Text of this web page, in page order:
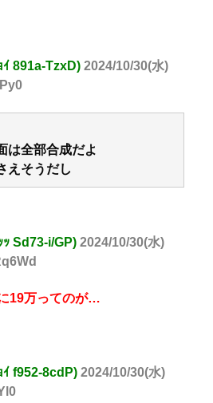
ｲ 891a-TzxD) 2024/10/30(水)
は全部合成だよ
えそうだし
ｯ Sd73-i/GP) 2024/10/30(水)
19万ってのが…
ｲ f952-8cdP) 2024/10/30(水)